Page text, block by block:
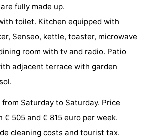
fully made up.
toilet. Kitchen equipped with
Senseo, kettle, toaster, microwave
room with tv and radio. Patio
adjacent terrace with garden
Saturday to Saturday. Price
€ 505 and € 815 euro per week.
cleaning costs and tourist tax.